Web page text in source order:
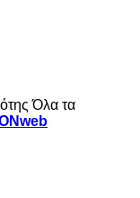
Όλα τα